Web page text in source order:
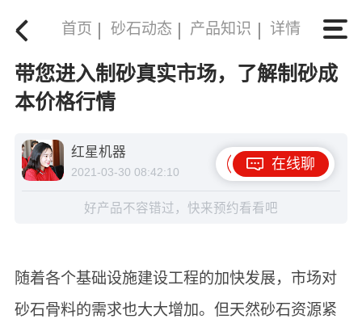
首页 砂石动态 产品知识 详情
带您进入制砂真实市场，了解制砂成
本价格行情
红星机器
2021-03-30 08:42:10
在线聊
好产品不容错过，快来预约看看吧
随着各个基础设施建设工程的加快发展，市场对
砂石骨料的需求也大大增加。但天然砂石资源紧